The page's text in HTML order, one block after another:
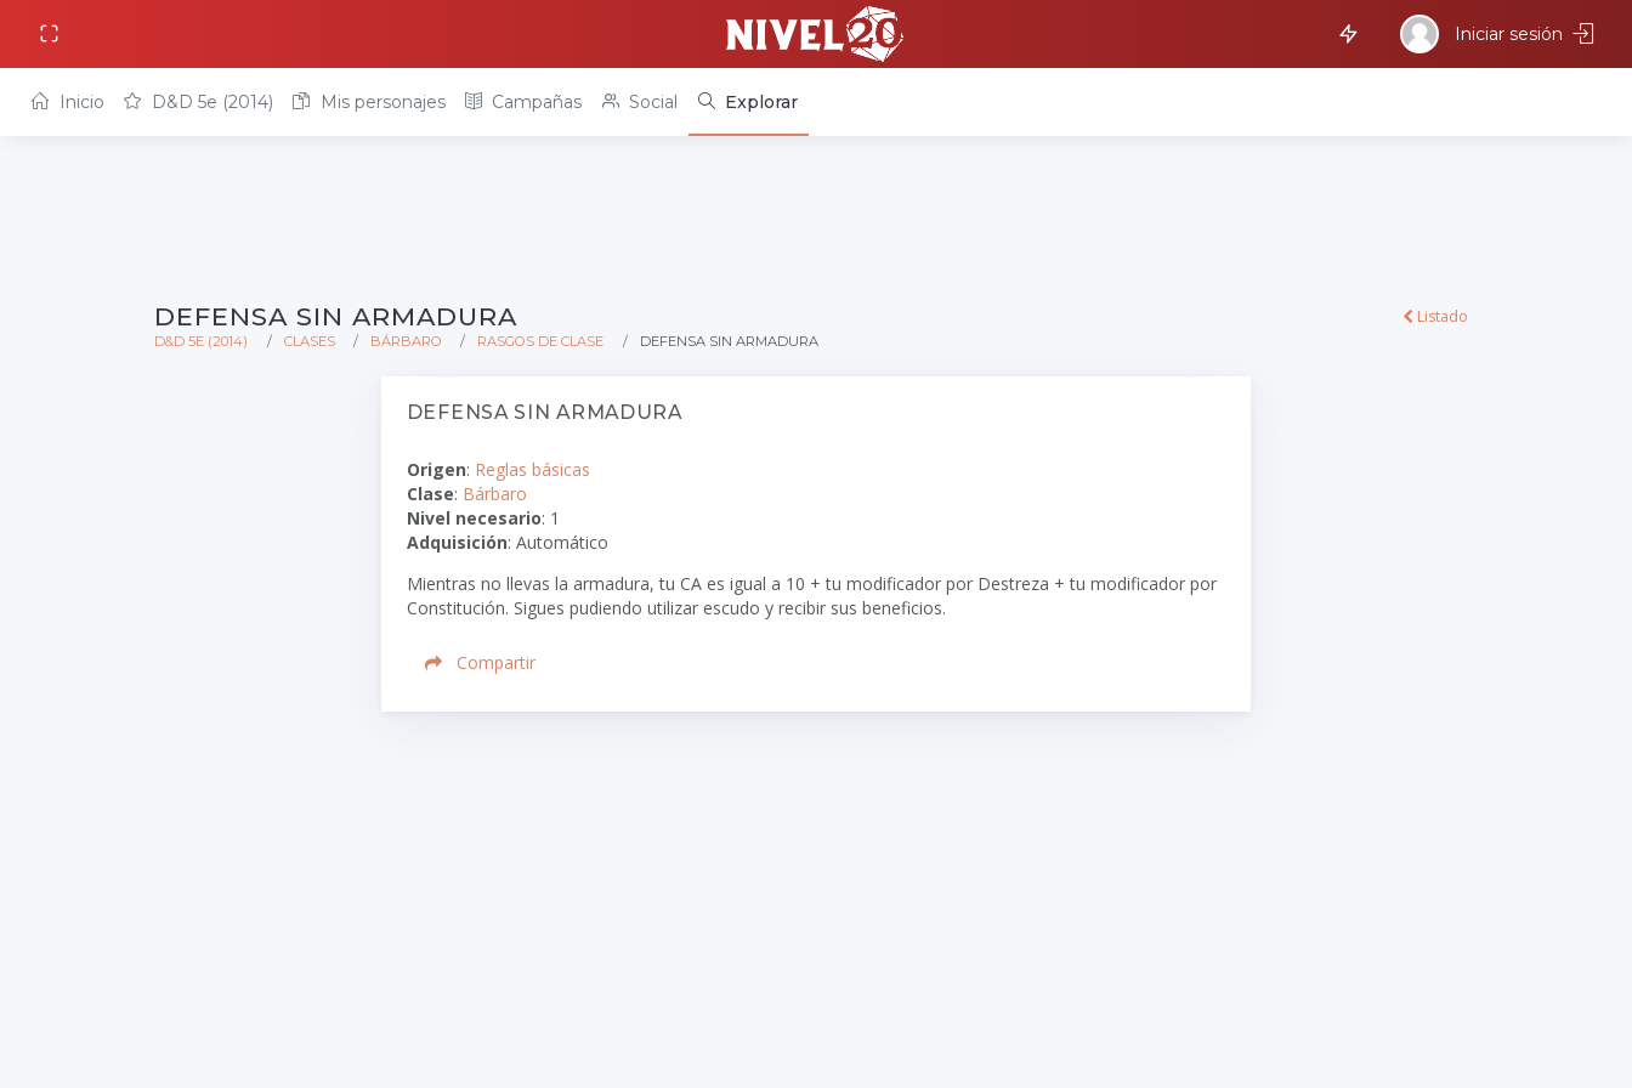
Iniciar sesión
Inicio D&D 5e (2014) Mis personajes Campañas Social Explorar
DEFENSA SIN ARMADURA
D&D 5E (2014) CLASES BÁRBARO RASGOS DE CLASE DEFENSA SIN ARMADURA
Listado
DEFENSA SIN ARMADURA
Origen: Reglas básicas
Clase: Bárbaro
Nivel necesario: 1
Adquisición: Automático
Mientras no llevas la armadura, tu CA es igual a 10 + tu modificador por Destreza + tu modificador por
Constitución. Sigues pudiendo utilizar escudo y recibir sus beneficios.
Compartir